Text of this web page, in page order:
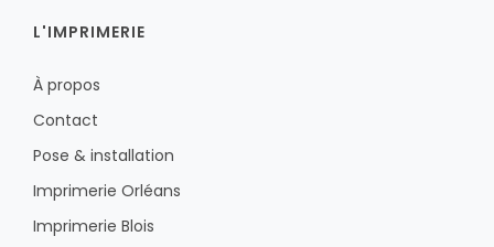
L'IMPRIMERIE
À propos
Contact
Pose & installation
Imprimerie Orléans
Imprimerie Blois